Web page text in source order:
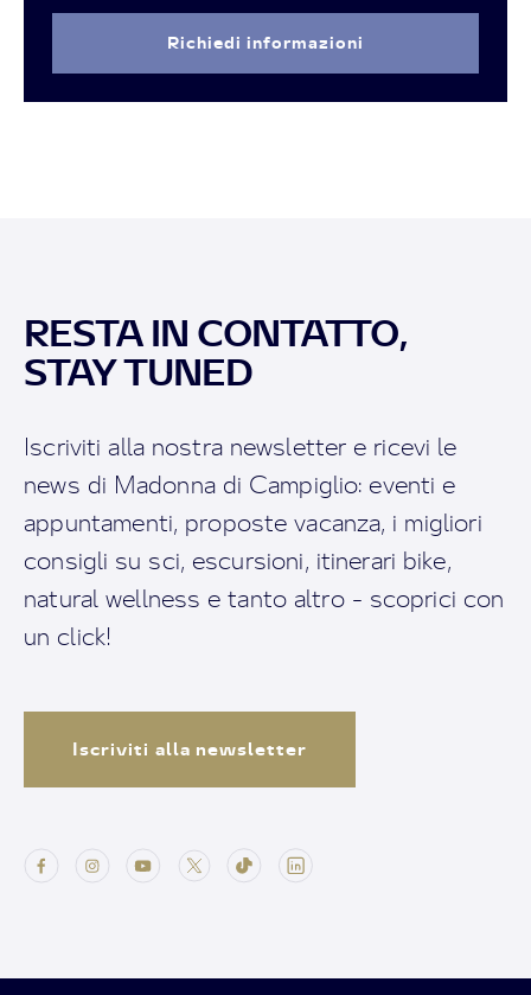
Richiedi informazioni
RESTA IN CONTATTO,
STAY TUNED
Iscriviti alla nostra newsletter e ricevi le
news di Madonna di Campiglio: eventi e
appuntamenti, proposte vacanza, i migliori
consigli su sci, escursioni, itinerari bike,
natural wellness e tanto altro - scoprici con
un click!
Iscriviti alla newsletter